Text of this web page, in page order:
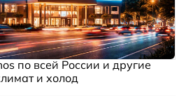
по всей России и другие
и холод